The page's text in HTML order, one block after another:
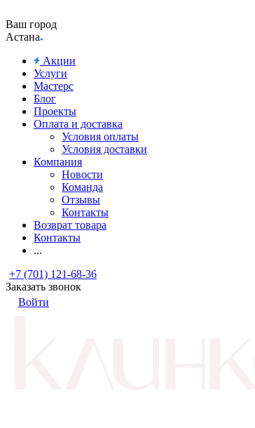
Ваш город
Астана
Акции
Услуги
Мастерс
Блог
Проекты
Оплата и доставка
Условия оплаты
Условия доставки
Компания
Новости
Команда
Отзывы
Контакты
Возврат товара
Контакты
...
+7 (701) 121-68-36
Заказать звонок
Войти